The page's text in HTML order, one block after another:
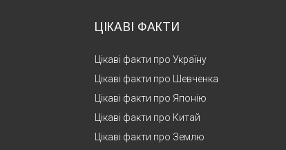
ЦІКАВІ ФАКТИ
Цікаві факти про Україну
Цікаві факти про Шевченка
Цікаві факти про Японію
Цікаві факти про Китай
Цікаві факти про Землю